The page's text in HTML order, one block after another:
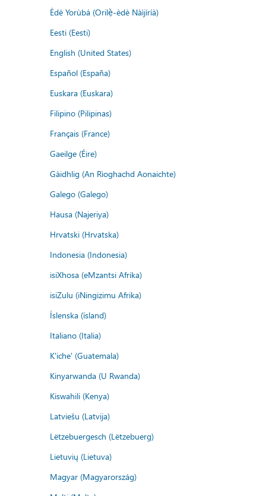
Èdè Yorùbá (Orilẹ̀-èdè Nàìjíríà)
Eesti (Eesti)
English (United States)
Español (España)
Euskara (Euskara)
Filipino (Pilipinas)
Français (France)
Gaeilge (Éire)
Gàidhlig (An Rìoghachd Aonaichte)
Galego (Galego)
Hausa (Najeriya)
Hrvatski (Hrvatska)
Indonesia (Indonesia)
isiXhosa (eMzantsi Afrika)
isiZulu (iNingizimu Afrika)
Íslenska (ísland)
Italiano (Italia)
K'iche' (Guatemala)
Kinyarwanda (U Rwanda)
Kiswahili (Kenya)
Latviešu (Latvija)
Lëtzebuergesch (Lëtzebuerg)
Lietuvių (Lietuva)
Magyar (Magyarország)